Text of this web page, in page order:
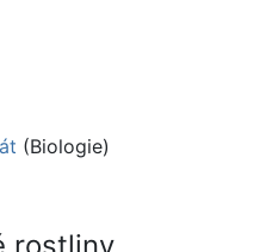
(Biologie)